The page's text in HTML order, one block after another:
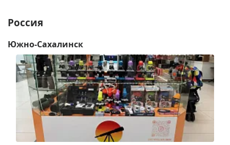
Россия
Южно-Сахалинск